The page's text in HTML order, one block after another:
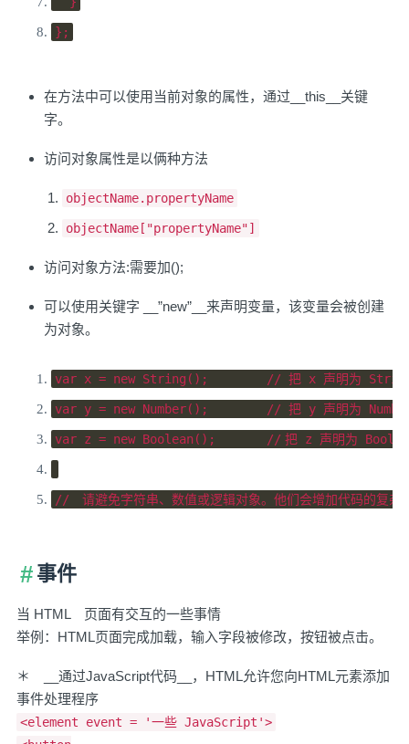
};
在方法中可以使用当前对象的属性，通过__this__关键
字。
访问对象属性是以俩种方法
objectName.propertyName
objectName["propertyName"]
访问对象方法:需要加();
可以使用关键字 __”new”__来声明变量，该变量会被创建
为对象。
var x = new String (); // 把 x 声明为
var y = new Number(); // 把 y 声明为
var z = new Boolean(); //	把 z 声明为
//　请避免字符串、数值或逻辑对象。他们会增加代码的复杂
事件
当 HTML 页面有交互的一些事情
举例：HTML页面完成加载，输入字段被修改，按钮被点击。
＊ __通过JavaScript代码__，HTML允许您向HTML元素添加
事件处理程序
<element event = '一些 JavaScript'>